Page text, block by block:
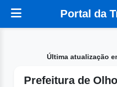
Portal da
Última atualização
Prefeitura de